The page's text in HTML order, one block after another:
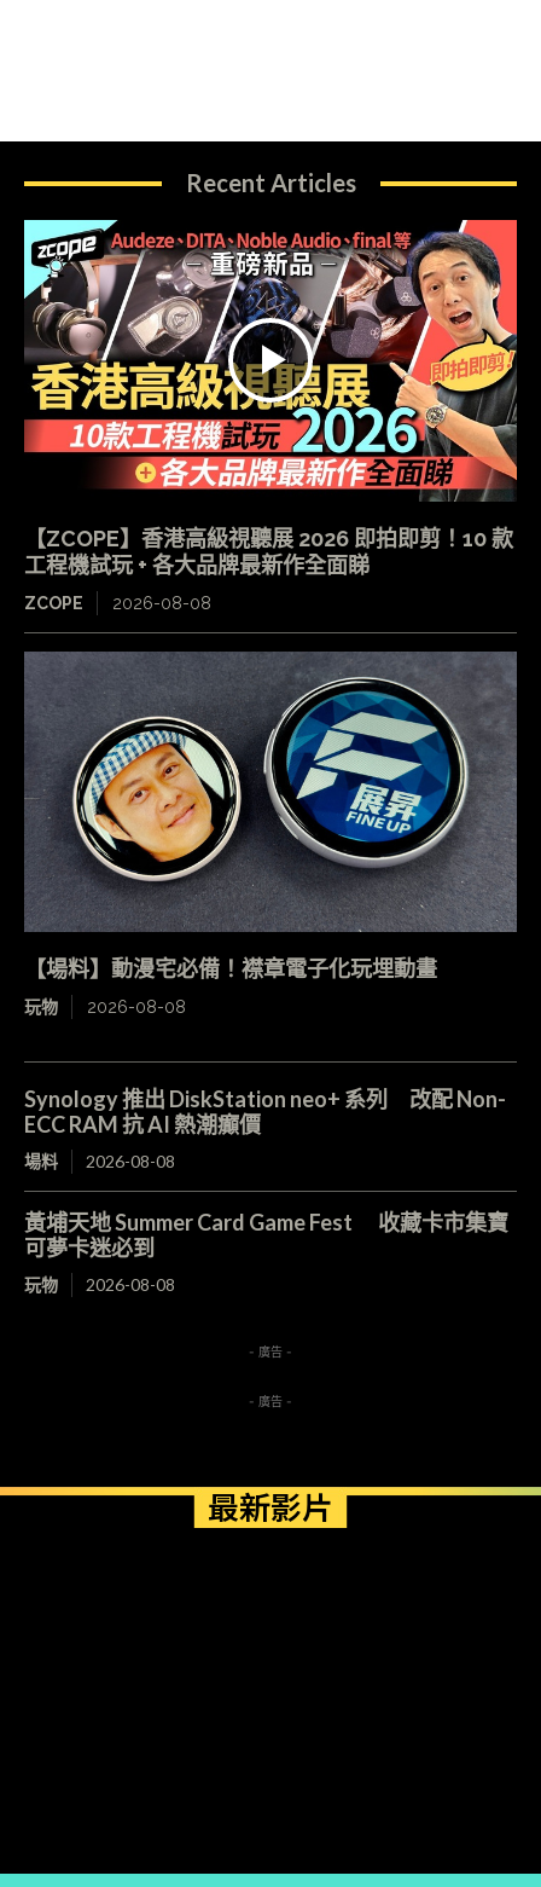
Recent Articles
【ZCOPE】香港高級視聽展 2026 即拍即剪！10 款
工程機試玩 + 各大品牌最新作全面睇
ZCOPE 2026-08-08
【場料】動漫宅必備！襟章電子化玩埋動畫
玩物 2026-08-08
Synology 推出 DiskStation neo+ 系列 改配 Non-
ECC RAM 抗 AI 熱潮癲價
場料 2026-08-08
黃埔天地 Summer Card Game Fest 收藏卡市集寶
可夢卡迷必到
玩物 2026-08-08
- 廣告 -
- 廣告 -
最新影片